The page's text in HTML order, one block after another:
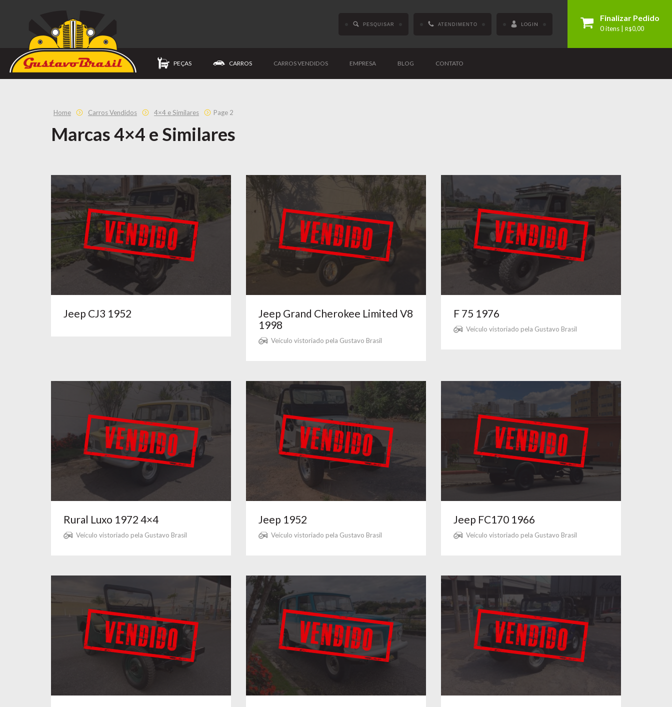
Finalizar Pedido
0 itens | R$0,00
PESQUISAR ATENDIMENTO LOGIN
PEÇAS CARROS CARROS VENDIDOS EMPRESA BLOG CONTATO
Home Carros Vendidos 4×4 e Similares Page 2
Marcas 4×4 e Similares
Jeep CJ3 1952
Jeep Grand Cherokee Limited V8
1998
Veículo vistoriado pela Gustavo Brasil
F 75 1976
Veículo vistoriado pela Gustavo Brasil
Rural Luxo 1972 4×4
Veículo vistoriado pela Gustavo Brasil
Jeep 1952
Veículo vistoriado pela Gustavo Brasil
Jeep FC170 1966
Veículo vistoriado pela Gustavo Brasil